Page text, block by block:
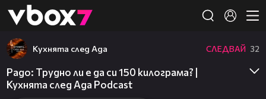
👾
Кухнята след Ада СЛЕДВАЙ 32
Радо: Трудно ли е да си 150 килограма? |
Кухнята след Ада Podcast